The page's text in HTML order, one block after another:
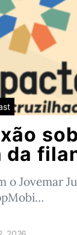
da
o Jovemar